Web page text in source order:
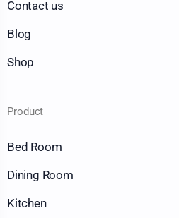
Contact us
Blog
Shop
Product
Bed Room
Dining Room
Kitchen